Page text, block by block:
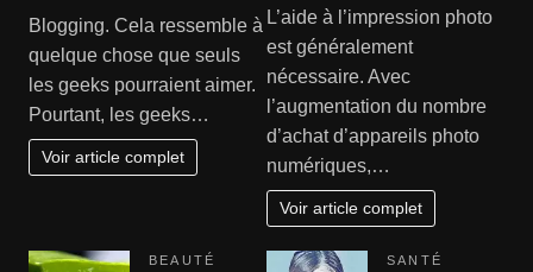
Blogging. Cela ressemble à
quelque chose que seuls
les geeks pourraient aimer.
Pourtant, les geeks…
Voir article complet
L’aide à l’impression photo
est généralement
nécessaire. Avec
l’augmentation du nombre
d’achat d’appareils photo
numériques,…
Voir article complet
BEAUTÉ
SANTÉ